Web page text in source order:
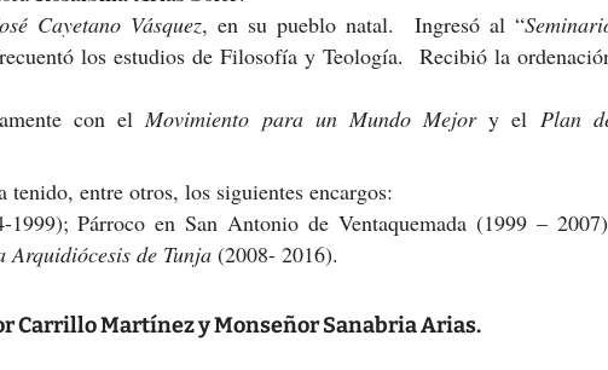
Cayetano Vásquez, en su pueblo natal. Ingresó al “
los estudios de Filosofía y Teología. Recibió la
con elMovimiento para un Mundo Mejory el Plan
entre otros, los siguientes encargos:
Párroco en San Antonio de Ventaquemada (1999 –
Arquidiócesis de Tunja (2008- 2016).
Carrillo Martínez y Monseñor Sanabria Arias.